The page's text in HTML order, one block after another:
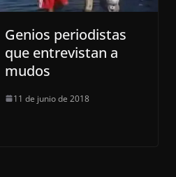
Genios periodistas
que entrevistan a
mudos
11 de junio de 2018